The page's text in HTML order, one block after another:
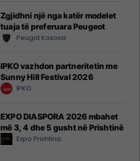
Zgjidhni një nga katër modelet
tuaja të preferuara Peugeot
Peugot Kosova
IPKO vazhdon partneritetin me
Sunny Hill Festival 2026
IPKO
EXPO DIASPORA 2026 mbahet
më 3, 4 dhe 5 gusht në Prishtinë
Expo Prishtina